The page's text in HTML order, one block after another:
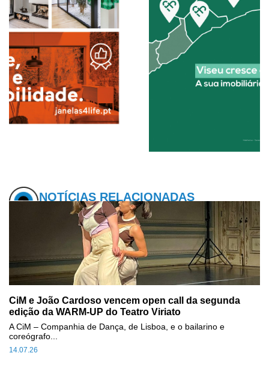
NOTÍCIAS RELACIONADAS
CiM e João Cardoso vencem open call da segunda
edição da WARM-UP do Teatro Viriato
14.07.26
A CiM – Companhia de Dança, de Lisboa, e o bailarino e
coreógrafo...